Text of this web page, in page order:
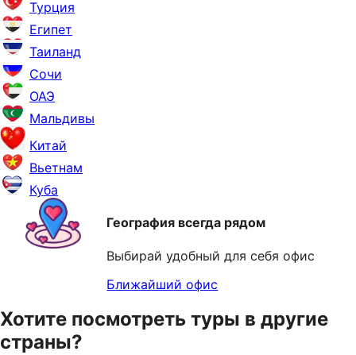
Турция
Египет
Таиланд
Сочи
ОАЭ
Мальдивы
Китай
Вьетнам
Куба
География всегда рядом
Выбирай удобный для себя офис
Ближайший офис
Хотите посмотреть туры в другие
страны?